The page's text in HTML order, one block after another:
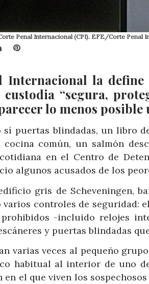
Penal Internacional (CPI). EFE/Corte Penal
LinkedInPinterest
Internacional la
“segura,
lo menos posible
sí puertas blindadas, un libro
cocina común, un salmón
en el Centro de
algunos acusados de los
gris de Scheveningen,
varios controles de seguridad:
-incluido relojes
y puertas blindadas
varias veces al pequeño
habitual al interior de uno
en el que viven los